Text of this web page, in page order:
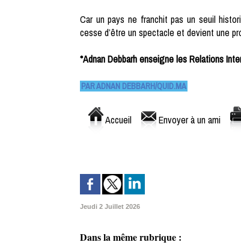
Car un pays ne franchit pas un seuil
cesse d’être un spectacle et devient une
*Adnan Debbarh enseigne les Relations
PAR ADNAN DEBBARH/QUID.MA
Accueil Envoyer à un ami
Jeudi 2 Juillet 2026
Dans la même rubrique :